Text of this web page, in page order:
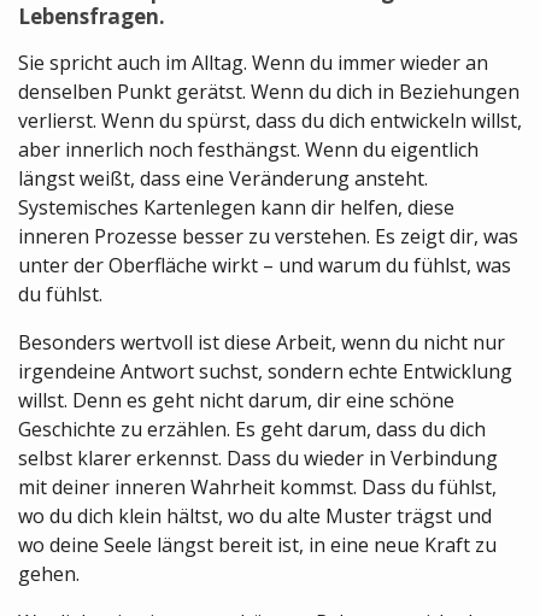
Lebensfragen.
Sie spricht auch im Alltag. Wenn du immer wieder an
denselben Punkt gerätst. Wenn du dich in Beziehungen
verlierst. Wenn du spürst, dass du dich entwickeln willst,
aber innerlich noch festhängst. Wenn du eigentlich
längst weißt, dass eine Veränderung ansteht.
Systemisches Kartenlegen kann dir helfen, diese
inneren Prozesse besser zu verstehen. Es zeigt dir, was
unter der Oberfläche wirkt – und warum du fühlst, was
du fühlst.
Besonders wertvoll ist diese Arbeit, wenn du nicht nur
irgendeine Antwort suchst, sondern echte Entwicklung
willst. Denn es geht nicht darum, dir eine schöne
Geschichte zu erzählen. Es geht darum, dass du dich
selbst klarer erkennst. Dass du wieder in Verbindung
mit deiner inneren Wahrheit kommst. Dass du fühlst,
wo du dich klein hältst, wo du alte Muster trägst und
wo deine Seele längst bereit ist, in eine neue Kraft zu
gehen.